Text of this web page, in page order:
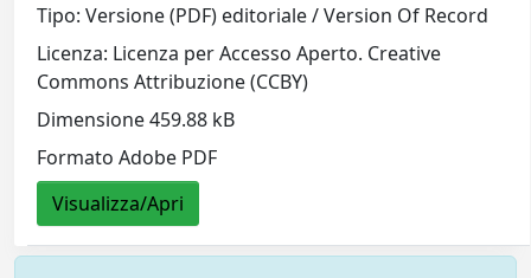
Tipo: Versione (PDF) editoriale / Version Of Record
Licenza: Licenza per Accesso Aperto. Creative
Commons Attribuzione (CCBY)
Dimensione 459.88 kB
Formato Adobe PDF
Visualizza/Apri